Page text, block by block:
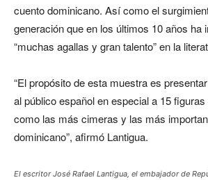
cuento dominicano. Así como el
generación que en los últimos 10 años ha
“muchas agallas y gran talento” en la
“El propósito de esta muestra es
al público español en especial a 15
como las más cimeras y las más
dominicano”, afirmó Lantigua.
El escritor José Rafael Lantigua, el embajador de